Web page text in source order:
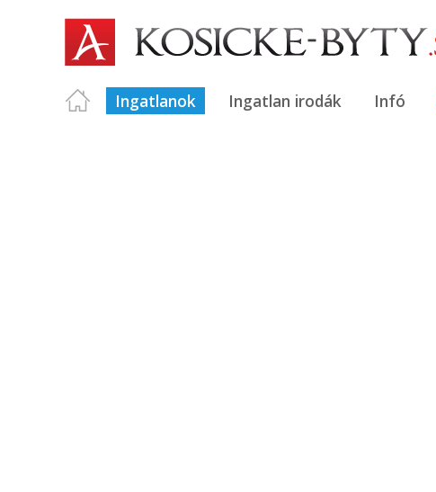
Ingatlanok Ingatlan irodák Infó